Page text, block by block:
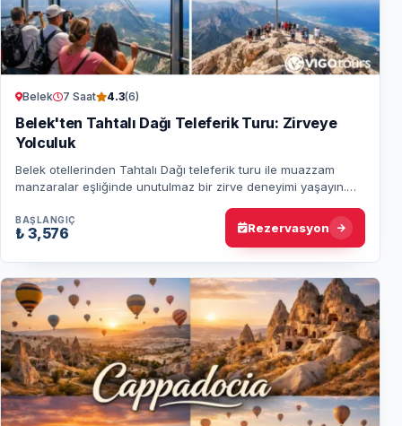
Belek 7 Saat 4.3(6)
Belek'ten Tahtalı Dağı Teleferik Turu: Zirveye
Yolculuk
Belek otellerinden Tahtalı Dağı teleferik turu ile muazzam
manzaralar eşliğinde unutulmaz bir zirve deneyimi yaşayın.
BAŞLANGIÇ
₺ 3,576 Rezervasyon